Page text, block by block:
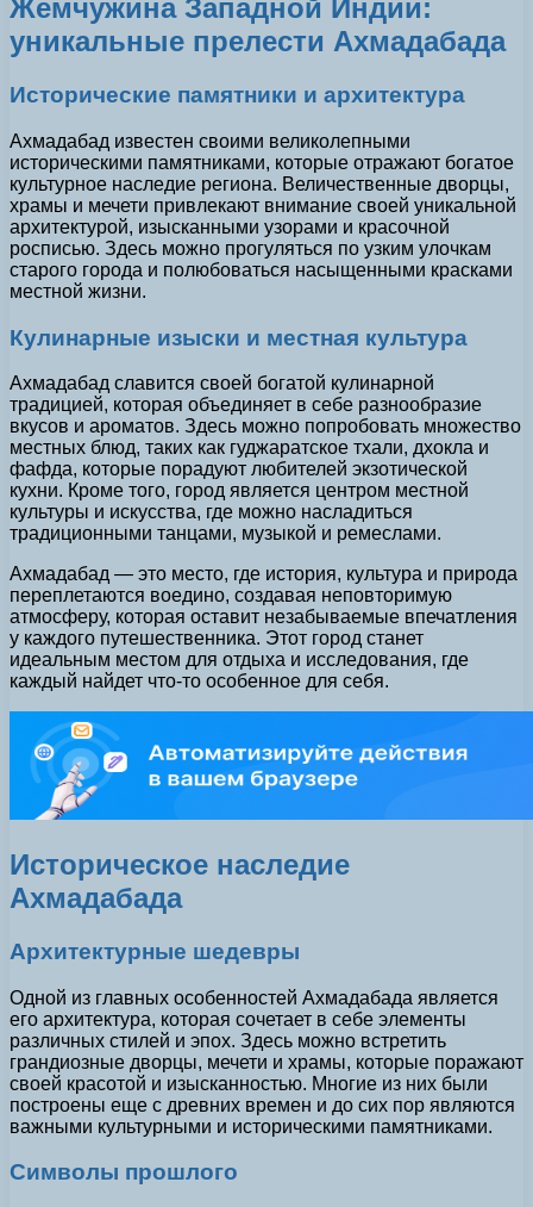
Жемчужина Западной Индии:
уникальные прелести Ахмадабада
Исторические памятники и архитектура
Ахмадабад известен своими великолепными
историческими памятниками, которые отражают богатое
культурное наследие региона. Величественные дворцы,
храмы и мечети привлекают внимание своей уникальной
архитектурой, изысканными узорами и красочной
росписью. Здесь можно прогуляться по узким улочкам
старого города и полюбоваться насыщенными красками
местной жизни.
Кулинарные изыски и местная культура
Ахмадабад славится своей богатой кулинарной
традицией, которая объединяет в себе разнообразие
вкусов и ароматов. Здесь можно попробовать множество
местных блюд, таких как гуджаратское тхали, дхокла и
фафда, которые порадуют любителей экзотической
кухни. Кроме того, город является центром местной
культуры и искусства, где можно насладиться
традиционными танцами, музыкой и ремеслами.
Ахмадабад — это место, где история, культура и природа
переплетаются воедино, создавая неповторимую
атмосферу, которая оставит незабываемые впечатления
у каждого путешественника. Этот город станет
идеальным местом для отдыха и исследования, где
каждый найдет что-то особенное для себя.
Историческое наследие
Ахмадабада
Архитектурные шедевры
Одной из главных особенностей Ахмадабада является
его архитектура, которая сочетает в себе элементы
различных стилей и эпох. Здесь можно встретить
грандиозные дворцы, мечети и храмы, которые поражают
своей красотой и изысканностью. Многие из них были
построены еще с древних времен и до сих пор являются
важными культурными и историческими памятниками.
Символы прошлого